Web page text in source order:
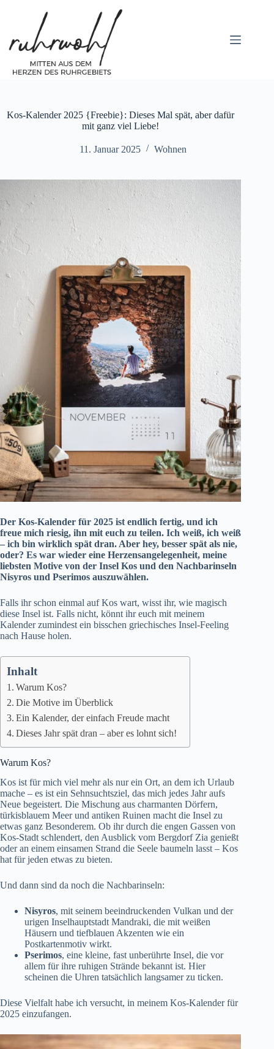
Kos-Kalender 2025 {Freebie}: Dieses Mal spät, aber dafür
mit ganz viel Liebe!
11. Januar 2025 Wohnen
Der Kos-Kalender für 2025 ist endlich fertig, und ich
freue mich riesig, ihn mit euch zu teilen. Ich weiß, ich weiß
– ich bin wirklich spät dran. Aber hey, besser spät als nie,
oder? Es war wieder eine Herzensangelegenheit, meine
liebsten Motive von der Insel Kos und den Nachbarinseln
Nisyros und Pserimos auszuwählen.
Falls ihr schon einmal aufKos wart, wisst ihr, wie magisch
diese Insel ist. Falls nicht, könnt ihr euch mit meinem
Kalender zumindest ein bisschen griechisches Insel-Feeling
nach Hause holen.
Inhalt
Warum Kos?
Die Motive im Überblick
Ein Kalender, der einfach Freude macht
Dieses Jahr spät dran – aber es lohnt sich!
Warum Kos?
Kos ist für mich viel mehr als nur ein Ort, an dem ich Urlaub
mache – es ist ein Sehnsuchtsziel, das mich jedes Jahr aufs
Neue begeistert. Die Mischung aus charmanten Dörfern,
türkisblauem Meer und antiken Ruinen macht die Insel zu
etwas ganz Besonderem. Ob ihr durch die engen Gassen von
Kos-Stadt schlendert, den Ausblick vom Bergdorf Zia genießt
oder an einem einsamen Strand die Seele baumeln lasst – Kos
hat für jeden etwas zu bieten.
Und dann sind da noch die Nachbarinseln:
Nisyros, mit seinem beeindruckenden Vulkan und der
urigen Inselhauptstadt Mandraki, die mit weißen
Häusern und tiefblauen Akzenten wie ein
Postkartenmotiv wirkt.
Pserimos, eine kleine, fast unberührte Insel, die vor
allem für ihre ruhigen Strände bekannt ist. Hier
scheinen die Uhren tatsächlich langsamer zu ticken.
Diese Vielfalt habe ich versucht, in meinem Kos-Kalender für
2025 einzufangen.